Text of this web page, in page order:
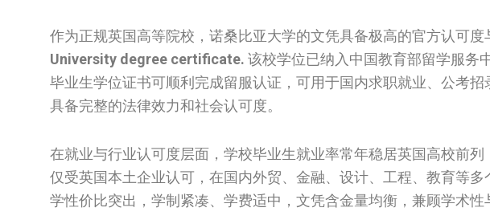
作为正规英国高等院校，诺桑比亚大学的文凭具备极高的官方认可度
University degree certificate. 该校学位已纳入中国教育部留学服务
毕业生学位证书可顺利完成留服认证，可用于国内求职就业、公考
具备完整的法律效力和社会认可度。
在就业与行业认可度层面，学校毕业生就业率常年稳居英国高校前
仅受英国本土企业认可，在国内外贸、金融、设计、工程、教育等
学性价比突出，学制紧凑、学费适中，文凭含金量均衡，兼顾学术性